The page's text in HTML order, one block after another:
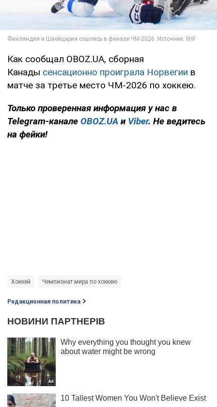
Как сообщал OBOZ.UA, сборная
Канады сенсационно проиграла Норвегии в
матче за третье место ЧМ-2026 по хоккею.
Только проверенная информация у нас в
Telegram-канале OBOZ.UA и Viber. Не ведитесь
на фейки!
Хоккей Чемпионат мира по хоккею
Редакционная политика